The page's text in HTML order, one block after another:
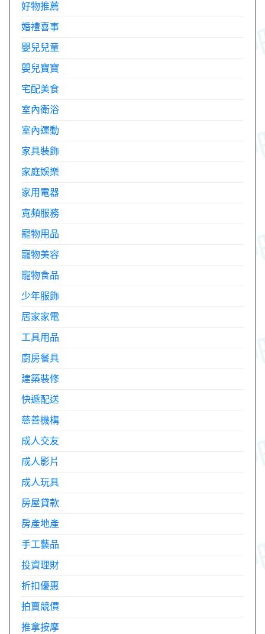
好物推薦
婚禮喜事
嬰兒兒童
嬰兒寶寶
宅配美食
室內衛浴
室內運動
家具裝飾
家庭娛樂
家用電器
寬頻服務
寵物用品
寵物美容
寵物食品
少年服飾
居家家電
工具用品
廚房餐具
建築裝修
快遞配送
慈善機構
成人交友
成人影片
成人玩具
房屋貸款
房產地產
手工藝品
投資理財
折扣優惠
拍賣競價
推拿按摩